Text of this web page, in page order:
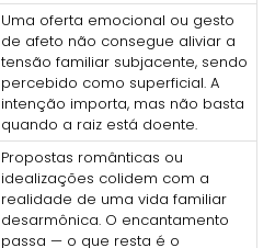
Uma oferta emocional ou gesto
de afeto não consegue aliviar a
tensão familiar subjacente, sendo
percebido como superficial. A
intenção importa, mas não basta
quando a raiz está doente.
Propostas românticas ou
idealizações colidem com a
realidade de uma vida familiar
desarmônica. O encantamento
passa — o que resta é o